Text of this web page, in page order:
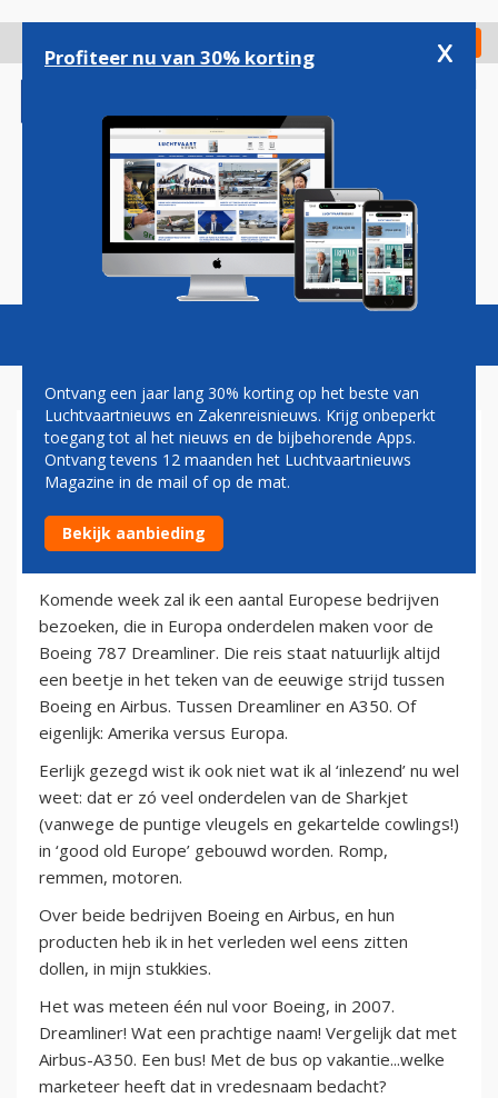
gaan
Check in
Magazine Podcasts Vacatures
MADE IN EUROPE...THE
DREAMLINER!
10 oktober 2011
Komende week zal ik een aantal Europese bedrijven
bezoeken, die in Europa onderdelen maken voor de
Boeing 787 Dreamliner. Die reis staat natuurlijk altijd
een beetje in het teken van de eeuwige strijd tussen
Boeing en Airbus. Tussen Dreamliner en A350. Of
eigenlijk: Amerika versus Europa.
Eerlijk gezegd wist ik ook niet wat ik al ‘inlezend’ nu wel
weet: dat er zó veel onderdelen van de Sharkjet
(vanwege de puntige vleugels en gekartelde cowlings!)
in ‘good old Europe’ gebouwd worden. Romp,
remmen, motoren.
Over beide bedrijven Boeing en Airbus, en hun
producten heb ik in het verleden wel eens zitten
dollen, in mijn stukkies.
Het was meteen één nul voor Boeing, in 2007.
Dreamliner! Wat een prachtige naam! Vergelijk dat met
Airbus-A350. Een bus! Met de bus op vakantie...welke
marketeer heeft dat in vredesnaam bedacht?
Profiteer nu van 30% korting x
Ontvang een jaar lang 30% korting op het beste van
Luchtvaartnieuws en Zakenreisnieuws. Krijg onbeperkt
toegang tot al het nieuws en de bijbehorende Apps.
Ontvang tevens 12 maanden het Luchtvaartnieuws
Magazine in de mail of op de mat.
Bekijk aanbieding